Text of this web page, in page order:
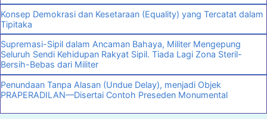
Konsep Demokrasi dan Kesetaraan (Equality) yang Tercatat dalam
Tipitaka
Supremasi-Sipil dalam Ancaman Bahaya, Militer Mengepung
Seluruh Sendi Kehidupan Rakyat Sipil. Tiada Lagi Zona Steril-
Bersih-Bebas dari Militer
Penundaan Tanpa Alasan (Undue Delay), menjadi Objek
PRAPERADILAN—Disertai Contoh Preseden Monumental